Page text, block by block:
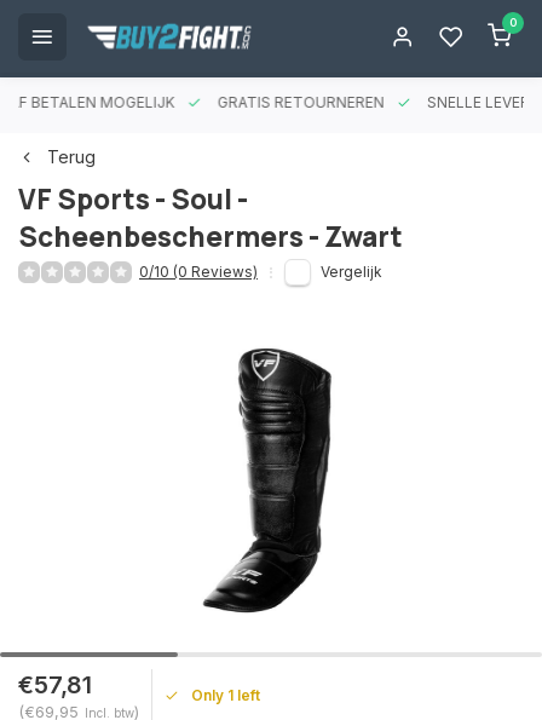
0
BETALEN MOGELIJK GRATIS RETOURNEREN SNELLE
Terug
VF Sports - Soul -
Scheenbeschermers - Zwart
0/10 (0 Reviews) Vergelijk
€57,81
(€69,95 Incl. btw)
Only 1 left